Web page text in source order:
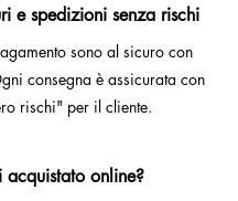
e spedizioni senza rischi
sono al sicuro con
consegna è assicurata con
rischi" per il cliente.
online?